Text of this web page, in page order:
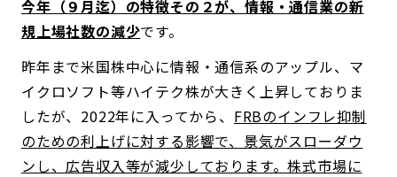
今年（９月迄）の特徴その２が、情報・通信業の新
規上場社数の減少です。
昨年まで米国株中心に情報・通信系のアップル、マ
イクロソフト等ハイテク株が大きく上昇しておりま
したが、2022年に入ってから、 FRBのインフレ抑制
のための利上げに対する影響で、景気がスローダウ
ンし、広告収入等が減少しております。株式市場に